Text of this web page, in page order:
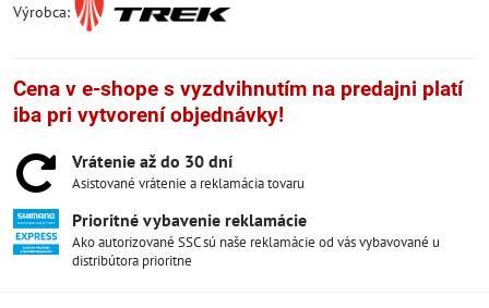
Výrobca:
Cena v e-shope s vyzdvihnutím na predajni platí
iba pri vytvorení objednávky!
Vrátenie až do 30 dní
Asistované vrátenie a reklamácia tovaru
Prioritné vybavenie reklamácie
Ako autorizované SSC sú naše reklamácie od vás vybavované u
distribútora prioritne